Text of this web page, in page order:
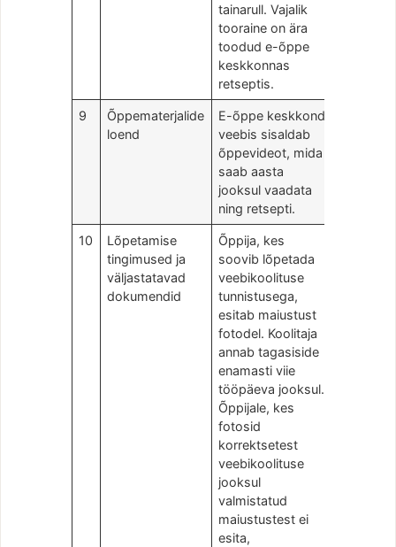
tainarull. Vajalik
tooraine on ära
toodud e-õppe
keskkonnas
retseptis.
9
Õppematerjalide
loend
E-õppe keskkond
veebis sisaldab
õppevideot, mida
saab aasta
jooksul vaadata
ning retsepti.
10
Lõpetamise
tingimused ja
väljastatavad
dokumendid
Õppija, kes
soovib lõpetada
veebikoolituse
tunnistusega,
esitab maiustust
fotodel. Koolitaja
annab tagasiside
enamasti viie
tööpäeva jooksul.
Õppijale, kes
fotosid
korrektsetest
veebikoolituse
jooksul
valmistatud
maiustustest ei
esita,